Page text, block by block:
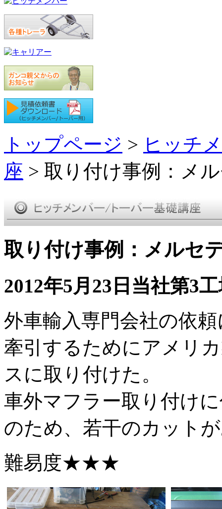
トップページ > ヒッチ
座 > 取り付け事例：メ
取り付け事例：メルセ
2012年5月23日当社第3
外車輸入専門会社の依
牽引するためにアメリ
スに取り付けた。
車外マフラー取り付け
のため、若干のカット
難易度★★★